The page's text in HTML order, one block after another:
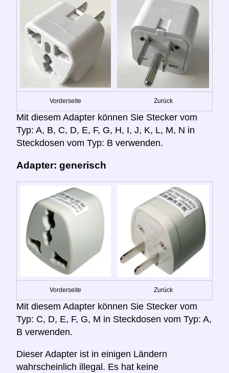
Vorderseite Zurück
Mit diesem Adapter können Sie Stecker vom
Typ: A, B, C, D, E, F, G, H, I, J, K, L, M, N in
Steckdosen vom Typ: B verwenden.
Adapter: generisch
Vorderseite Zurück
Mit diesem Adapter können Sie Stecker vom
Typ: C, D, E, F, G, M in Steckdosen vom Typ: A,
B verwenden.
Dieser Adapter ist in einigen Ländern
wahrscheinlich illegal. Es hat keine